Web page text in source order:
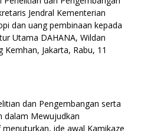
Jendral Kementerian
dan uang pembinaan kepada
Utama DAHANA, Wildan
Jakarta, Rabu, 11
dan Pengembangan serta
dalam Mewujudkan
menuturkan, ide awal Kamikaze